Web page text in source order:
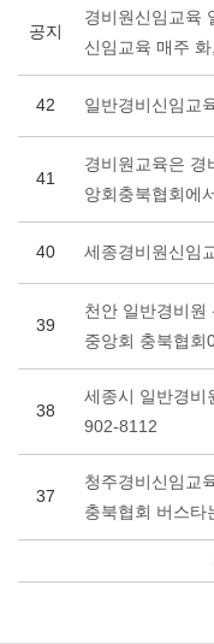
공지
경비원신임교육
신임교육 매주 화
42 일반경비신임교
41
경비원교육은 경
앙회충북협회에
40 세종경비원신임
39
천안 일반경비원
중앙회 충북협회
38
세종시 일반경비
902-8112
37
청주경비신임교
충북협회 버스타